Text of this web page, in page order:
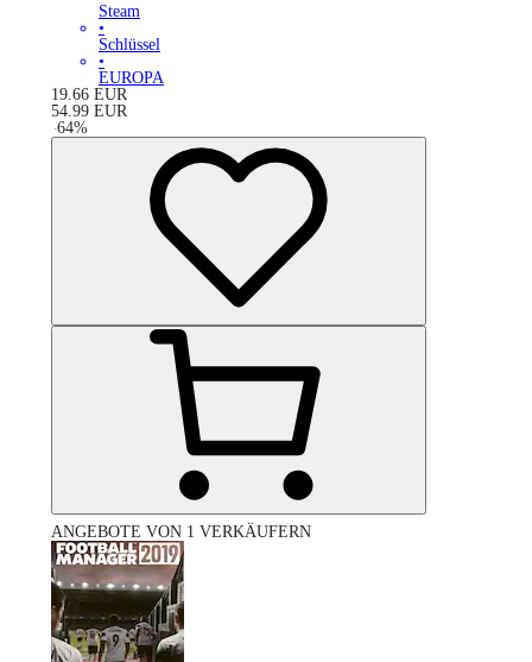
Steam
•
Schlüssel
•
EUROPA
19.66 EUR
54.99 EUR
-64%
ANGEBOTE VON 1 VERKÄUFERN